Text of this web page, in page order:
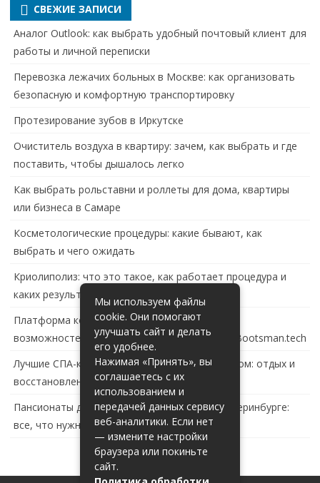
СВЕЖИЕ ЗАПИСИ
Аналог Outlook: как выбрать удобный почтовый клиент для
работы и личной переписки
Перевозка лежачих больных в Москве: как организовать
безопасную и комфортную транспортировку
Протезирование зубов в Иркутске
Очиститель воздуха в квартиру: зачем, как выбрать и где
поставить, чтобы дышалось легко
Как выбрать рольставни и роллеты для дома, квартиры
или бизнеса в Самаре
Косметологические процедуры: какие бывают, как
выбрать и чего ожидать
Криолиполиз: что это такое, как работает процедура и
каких результатов ждать
Платформа контейнеризации в России: обзор
возможностей и перспектив развития сайта Bootsman.tech
Лучшие СПА-комплексы в Тольятти с бассейном: отдых и
восстановление за городом
Пансионаты для пожилых с деменцией в Екатеринбурге:
все, что нужно знать
Мы используем файлы
cookie. Они помогают
улучшать сайт и делать
его удобнее.
Нажимая «Принять», вы
соглашаетесь с их
использованием и
передачей данных сервису
веб-аналитики. Если нет
— измените настройки
браузера или покиньте
сайт.